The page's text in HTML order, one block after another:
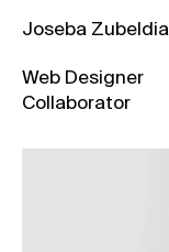
Joseba Zubeldia
Web Designer
Collaborator